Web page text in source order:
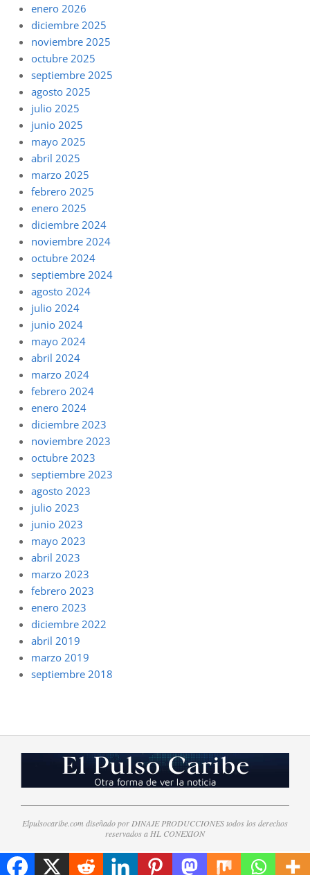
enero 2026
diciembre 2025
noviembre 2025
octubre 2025
septiembre 2025
agosto 2025
julio 2025
junio 2025
mayo 2025
abril 2025
marzo 2025
febrero 2025
enero 2025
diciembre 2024
noviembre 2024
octubre 2024
septiembre 2024
agosto 2024
julio 2024
junio 2024
mayo 2024
abril 2024
marzo 2024
febrero 2024
enero 2024
diciembre 2023
noviembre 2023
octubre 2023
septiembre 2023
agosto 2023
julio 2023
junio 2023
mayo 2023
abril 2023
marzo 2023
febrero 2023
enero 2023
diciembre 2022
abril 2019
marzo 2019
septiembre 2018
Elpulsocaribe.com diseñado por DINAJE PRODUCCIONES todos los derechos
reservados a HL CONEXION